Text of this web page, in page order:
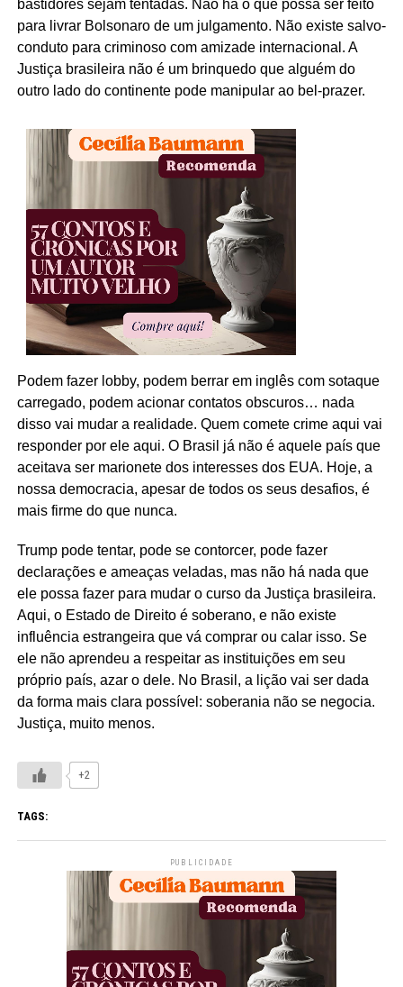
bastidores sejam tentadas. Não há o que possa ser feito
para livrar Bolsonaro de um julgamento. Não existe salvo-
conduto para criminoso com amizade internacional. A
Justiça brasileira não é um brinquedo que alguém do
outro lado do continente pode manipular ao bel-prazer.
Podem fazer lobby, podem berrar em inglês com sotaque
carregado, podem acionar contatos obscuros… nada
disso vai mudar a realidade. Quem comete crime aqui vai
responder por ele aqui. O Brasil já não é aquele país que
aceitava ser marionete dos interesses dos EUA. Hoje, a
nossa democracia, apesar de todos os seus desafios, é
mais firme do que nunca.
Trump pode tentar, pode se contorcer, pode fazer
declarações e ameaças veladas, mas não há nada que
ele possa fazer para mudar o curso da Justiça brasileira.
Aqui, o Estado de Direito é soberano, e não existe
influência estrangeira que vá comprar ou calar isso. Se
ele não aprendeu a respeitar as instituições em seu
próprio país, azar o dele. No Brasil, a lição vai ser dada
da forma mais clara possível: soberania não se negocia.
Justiça, muito menos.
+2
TAGS:
PUBLICIDADE